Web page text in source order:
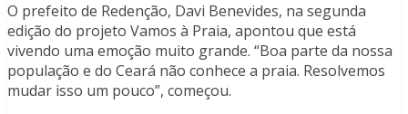
O prefeito de Redenção, Davi Benevides, na segunda
edição do projeto Vamos à Praia, apontou que está
vivendo uma emoção muito grande. “Boa parte da nossa
população e do Ceará não conhece a praia. Resolvemos
mudar isso um pouco”, começou.